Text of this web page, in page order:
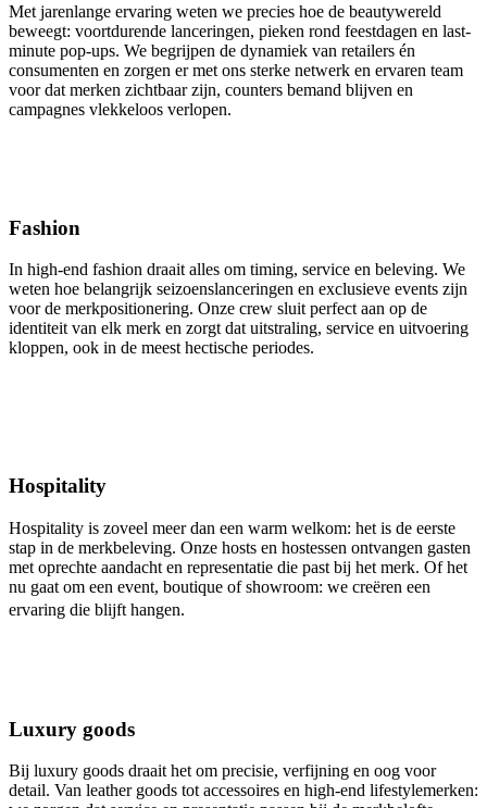
Met jarenlange ervaring weten we precies hoe de beautywereld
beweegt: voortdurende lanceringen, pieken rond feestdagen en last-
minute pop-ups. We begrijpen de dynamiek van retailers én
consumenten en zorgen er met ons sterke netwerk en ervaren team
voor dat merken zichtbaar zijn, counters bemand blijven en
campagnes vlekkeloos verlopen.
Fashion
In high-end fashion draait alles om timing, service en beleving. We
weten hoe belangrijk seizoenslanceringen en exclusieve events zijn
voor de merkpositionering. Onze crew sluit perfect aan op de
identiteit van elk merk en zorgt dat uitstraling, service en uitvoering
kloppen, ook in de meest hectische periodes.
Hospitality
Hospitality is zoveel meer dan een warm welkom: het is de eerste
stap in de merkbeleving. Onze hosts en hostessen ontvangen gasten
met oprechte aandacht en representatie die past bij het merk. Of het
nu gaat om een event, boutique of showroom: we creëren een
ervaring die blijft hangen.
Luxury goods
Bij luxury goods draait het om precisie, verfijning en oog voor
detail. Van leather goods tot accessoires en high-end lifestylemerken: